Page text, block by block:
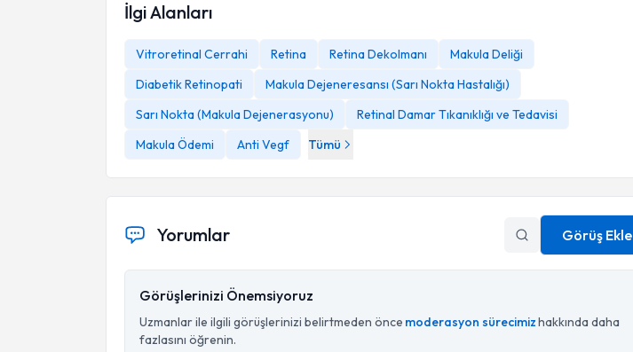
İlgi Alanları
Vitroretinal Cerrahi Retina Retina Dekolmanı
Makula Deliği
Diabetik Retinopati
Makula Dejeneresansı (Sarı Nokta Hastalığı)
Sarı Nokta (Makula Dejenerasyonu)
Retinal Damar Tıkanıklığı ve Tedavisi
Makula Ödemi
Anti Vegf Tümü
Yorumlar Görüş Ekle
Görüşlerinizi Önemsiyoruz
Uzmanlar ile ilgili görüşlerinizi belirtmeden önce moderasyon sürecimizhakkında daha
fazlasını öğrenin.